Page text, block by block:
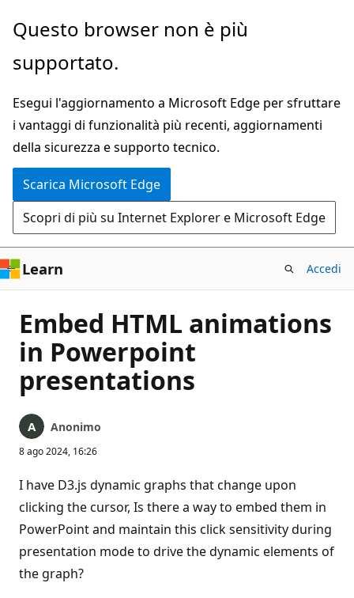
Ignora
passa
contenuto
principale
Questo browser non è più
supportato.
Esegui l'aggiornamento a Microsoft Edge per sfruttare
i vantaggi di funzionalità più recenti, aggiornamenti
della sicurezza e supporto tecnico.
Scarica Microsoft Edge
Scopri di più su Internet Explorer e Microsoft Edge
Learn Accedi
Embed HTML animations
in Powerpoint
presentations
Anonimo
8 ago 2024, 16:26
I have D3.js dynamic graphs that change upon
clicking the cursor, Is there a way to embed them in
PowerPoint and maintain this click sensitivity during
presentation mode to drive the dynamic elements of
the graph?